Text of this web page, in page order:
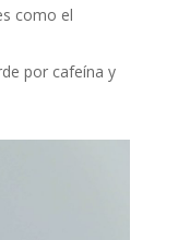
como el
por cafeína y